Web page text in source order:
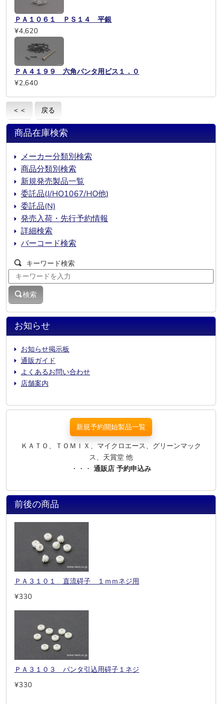
ＰＡ１０６１ ＰＳ１４ 平銀
¥4,620
ＰＡ４１９９ 六角パンタ用ビス１．０
¥2,640
＜＜ 戻る
お知らせ
お知らせ掲示板
通販ガイド
よくあるお問い合わせ
店舗案内
商品在庫検索
メーカー分類別検索
商品分類別検索
新規発売製品一覧
委託品(J/HO1067/HO他)
委託品(N)
発売入荷・先行予約情報
詳細検索
バーコード検索
キーワード検索
検索
新規予約開始製品一覧
ＫＡＴＯ、ＴＯＭＩＸ、マイクロエース、グリーンマック
ス、天賞堂 他
・・・ 通販店 予約申込み
前後の商品
ＰＡ３１０１ 直流碍子 １ｍｍネジ用
¥330
ＰＡ３１０３ パンタ引込用碍子１ネジ
¥330